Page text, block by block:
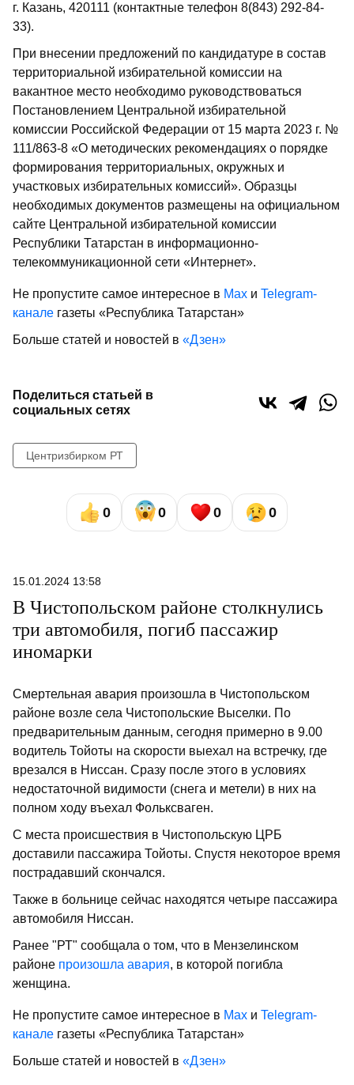
г. Казань, 420111 (контактные телефон 8(843) 292-84-
33).
При внесении предложений по кандидатуре в состав
территориальной избирательной комиссии на
вакантное место необходимо руководствоваться
Постановлением Центральной избирательной
комиссии Российской Федерации от 15 марта 2023 г. №
111/863-8 «О методических рекомендациях о порядке
формирования территориальных, окружных и
участковых избирательных комиссий». Образцы
необходимых документов размещены на официальном
сайте Центральной избирательной комиссии
Республики Татарстан в информационно-
телекоммуникационной сети «Интернет».
Не пропустите самое интересное в Max и Telegram-
канале газеты «Республика Татарстан»
Больше статей и новостей в «Дзен»
Поделиться статьей в
социальных сетях
Центризбирком РТ
0 0 0 0
15.01.2024 13:58
В Чистопольском районе столкнулись
три автомобиля, погиб пассажир
иномарки
Смертельная авария произошла в Чистопольском
районе возле села Чистопольские Выселки. По
предварительным данным, сегодня примерно в 9.00
водитель Тойоты на скорости выехал на встречку, где
врезался в Ниссан. Сразу после этого в условиях
недостаточной видимости (снега и метели) в них на
полном ходу въехал Фольксваген.
С места происшествия в Чистопольскую ЦРБ
доставили пассажира Тойоты. Спустя некоторое время
пострадавший скончался.
Также в больнице сейчас находятся четыре пассажира
автомобиля Ниссан.
Ранее "РТ" сообщала о том, что в Мензелинском
районе произошла авария, в которой погибла
женщина.
Не пропустите самое интересное в Max и Telegram-
канале газеты «Республика Татарстан»
Больше статей и новостей в «Дзен»